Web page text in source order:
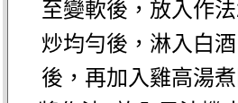
至變軟後，放入作
炒均勻後，淋入白
後，再加入雞高湯煮